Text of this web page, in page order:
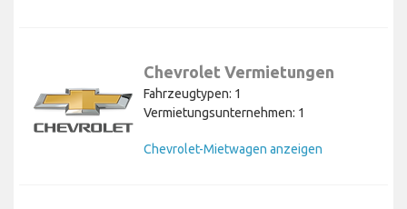
Chevrolet Vermietungen
Fahrzeugtypen: 1
Vermietungsunternehmen: 1
Chevrolet-Mietwagen anzeigen